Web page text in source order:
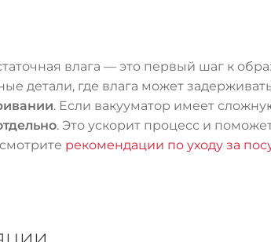
влага — это первый шаг к
детали, где влага может
. Если вакууматор имеет
. Это ускорит процесс и
рекомендации по уходу за